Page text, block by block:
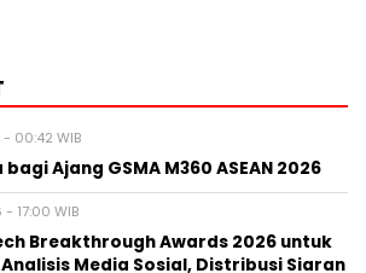
00:42 WIB
Ajang GSMA M360 ASEAN 2026
17:00 WIB
Breakthrough Awards 2026 untuk
Media Sosial, Distribusi Siaran